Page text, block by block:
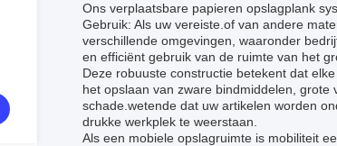
Ons verplaatsbare papieren opslagplank
Gebruik: Als uw vereiste.of van andere
verschillende omgevingen, waaronder
en efficiënt gebruik van de ruimte van het
Deze robuuste constructie betekent dat
het opslaan van zware bindmiddelen,
schade.wetende dat uw artikelen worden
drukke werkplek te weerstaan.
Als een mobiele opslagruimte is mobiliteit